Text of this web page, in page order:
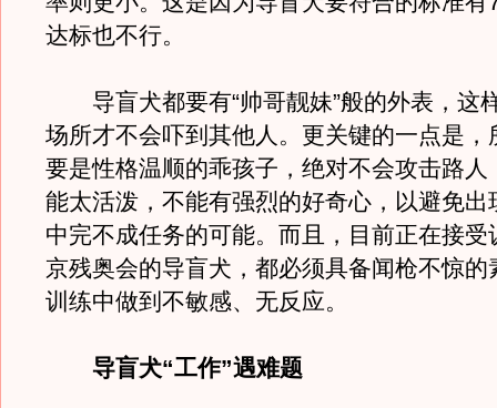
达标也不行。
导盲犬都要有“帅哥靓妹”般的外表，这
场所才不会吓到其他人。更关键的一点是，
要是性格温顺的乖孩子，绝对不会攻击路人
能太活泼，不能有强烈的好奇心，以避免出
中完不成任务的可能。而且，目前正在接受
京残奥会的导盲犬，都必须具备闻枪不惊的
训练中做到不敏感、无反应。
导盲犬“工作”遇难题